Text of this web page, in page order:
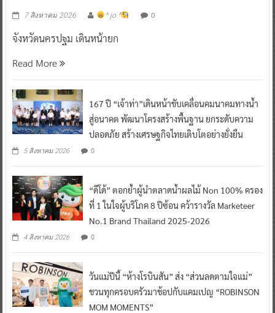
7 สิงหาคม 2026 ^ jo ^ 0
จังหวัดนครปฐม เดินหน้ายก
Read More
167 ปี “เจ้าท่า”เดินหน้าขับเคลื่อนคมนาคมทางน้ำ
สู่อนาคต พัฒนาโครงสร้างพื้นฐาน ยกระดับความ
ปลอดภัย สร้างเศรษฐกิจไทยเติบโตอย่างยั่งยืน
5 สิงหาคม 2026 0
“ดีโด้” ตอกย้ำผู้นำตลาดน้ำผลไม้ Non 100% ครอง
ที่ 1 ในใจผู้บริโภค 8 ปีซ้อน คว้ารางวัล Marketeer
No.1 Brand Thailand 2025-2026
4 สิงหาคม 2026 0
วันแม่ปีนี้ “ห้างโรบินสัน” ส่ง “ส่วนลดตามใจแม่”
ชวนทุกครอบครัวมาช้อปกับแคมเปญ “ROBINSON
MOM MOMENTS”